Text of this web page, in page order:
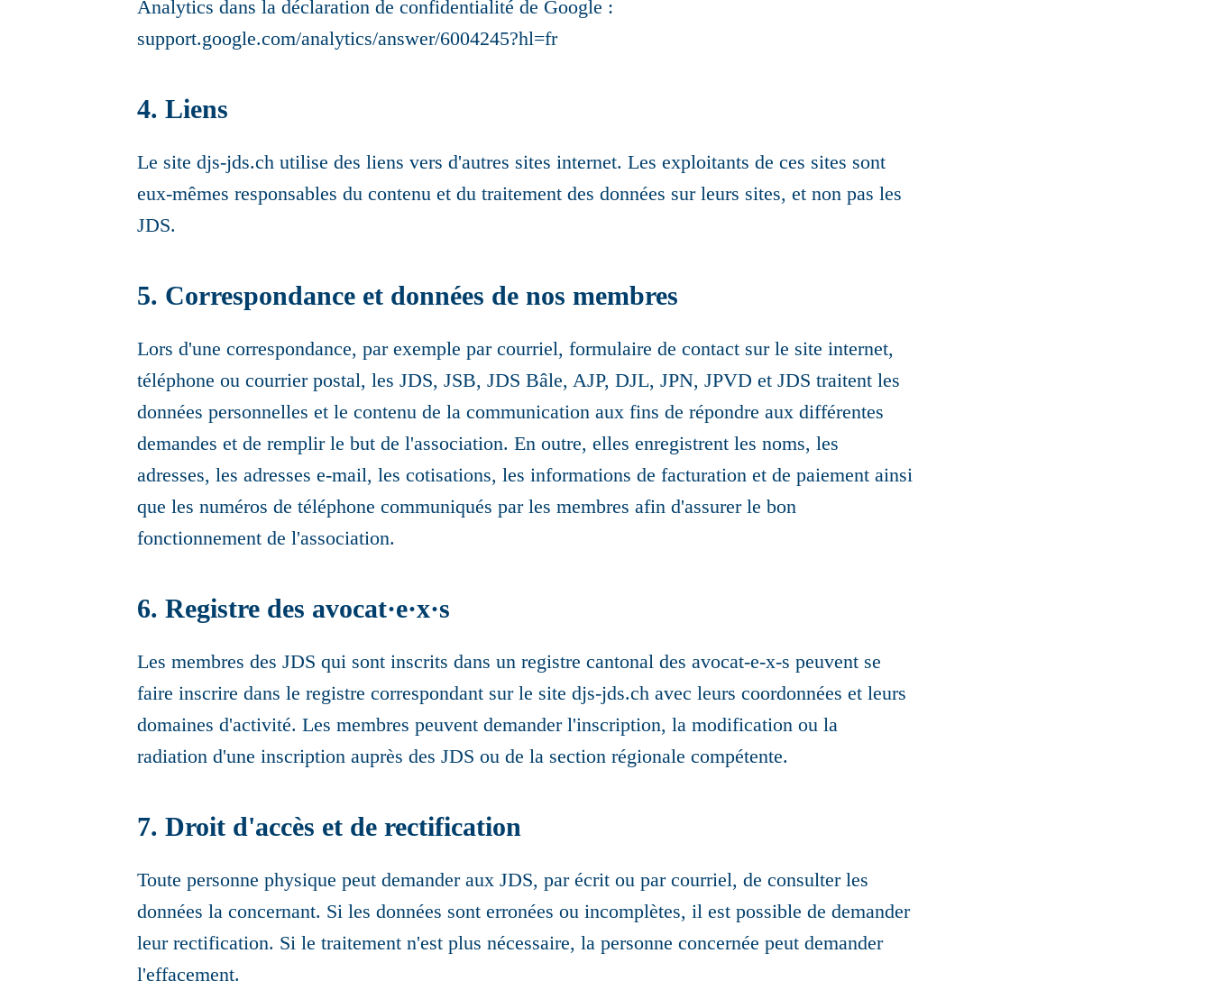
Analytics dans la déclaration de confidentialité de Google :
support.google.com/analytics/answer/6004245?hl=fr
4. Liens
Le site djs-jds.ch utilise des liens vers d'autres sites internet. Les exploitants de ces sites sont
eux-mêmes responsables du contenu et du traitement des données sur leurs sites, et non pas les
JDS.
5. Correspondance et données de nos membres
Lors d'une correspondance, par exemple par courriel, formulaire de contact sur le site internet,
téléphone ou courrier postal, les JDS, JSB, JDS Bâle, AJP, DJL, JPN, JPVD et JDS traitent les
données personnelles et le contenu de la communication aux fins de répondre aux différentes
demandes et de remplir le but de l'association. En outre, elles enregistrent les noms, les
adresses, les adresses e-mail, les cotisations, les informations de facturation et de paiement ainsi
que les numéros de téléphone communiqués par les membres afin d'assurer le bon
fonctionnement de l'association.
6. Registre des avocat·e·x·s
Les membres des JDS qui sont inscrits dans un registre cantonal des avocat-e-x-s peuvent se
faire inscrire dans le registre correspondant sur le site djs-jds.ch avec leurs coordonnées et leurs
domaines d'activité. Les membres peuvent demander l'inscription, la modification ou la
radiation d'une inscription auprès des JDS ou de la section régionale compétente.
7. Droit d'accès et de rectification
Toute personne physique peut demander aux JDS, par écrit ou par courriel, de consulter les
données la concernant. Si les données sont erronées ou incomplètes, il est possible de demander
leur rectification. Si le traitement n'est plus nécessaire, la personne concernée peut demander
l'effacement.